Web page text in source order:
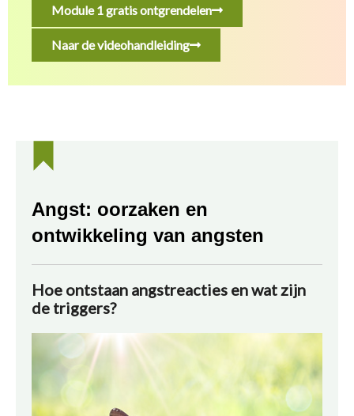
Module 1 gratis ontgrendelen
Naar de videohandleiding
Angst: oorzaken en
ontwikkeling van angsten
Hoe ontstaan angstreacties en wat zijn
de triggers?